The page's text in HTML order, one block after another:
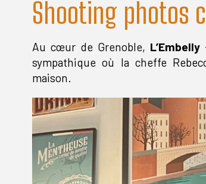
Shooting photos
Au cœur de Grenoble, L’Embelly
sympathique où la cheffe
maison.